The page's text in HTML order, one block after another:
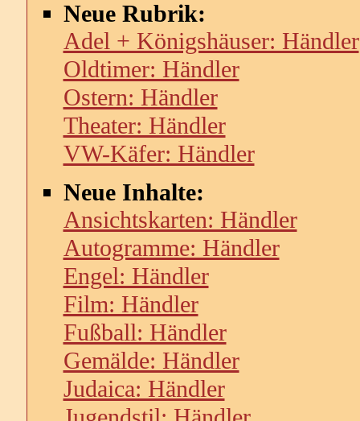
Neue Rubrik:
Adel + Königshäuser: Händler
Oldtimer: Händler
Ostern: Händler
Theater: Händler
VW-Käfer: Händler
Neue Inhalte:
Ansichtskarten: Händler
Autogramme: Händler
Engel: Händler
Film: Händler
Fußball: Händler
Gemälde: Händler
Judaica: Händler